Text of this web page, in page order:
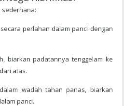
sederhana:
perlahan dalam panci dengan
biarkan padatannya tenggelam ke
atas.
wadah tahan panas, biarkan
panci.